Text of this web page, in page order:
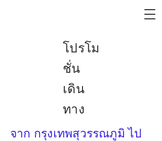
โปรโม
ชั่น
เดิน
ทาง
จาก กรุงเทพสุวรรณภูมิ ไป